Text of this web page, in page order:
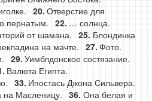
Отверстие для
пернатым.
… солнца.
от шамана.
Блондинка
на мачте.
Фото.
Уимблдонское состязание.
Валюта Египта.
Ипостась Джона Сильвера.
на Масленицу.
Она белая и